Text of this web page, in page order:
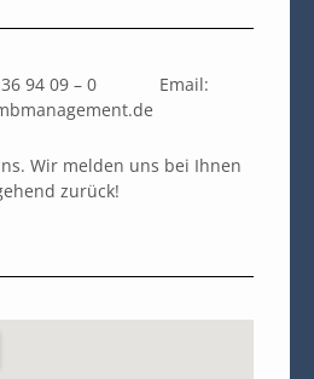
36 94 09 – 0 Email:
Wir melden uns bei Ihnen
zurück!